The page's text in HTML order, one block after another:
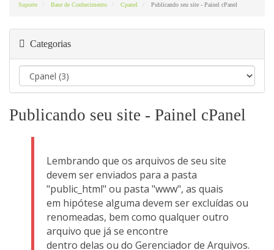
Suporte Base de Conhecimento Cpanel Publicando seu site - Painel cPanel
Categorias
Publicando seu site - Painel cPanel
Lembrando que os arquivos de seu site
devem ser enviados para a pasta
"public_html" ou pasta "www", as quais
em hipótese alguma devem ser excluídas ou
renomeadas, bem como qualquer outro
arquivo que já se encontre
dentro delas ou do Gerenciador de Arquivos.